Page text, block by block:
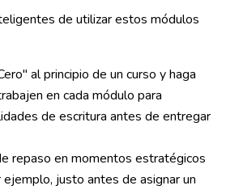
de utilizar estos módulos
al principio de un curso y haga
en cada módulo para
de escritura antes de entregar
repaso en momentos estratégicos
justo antes de asignar un